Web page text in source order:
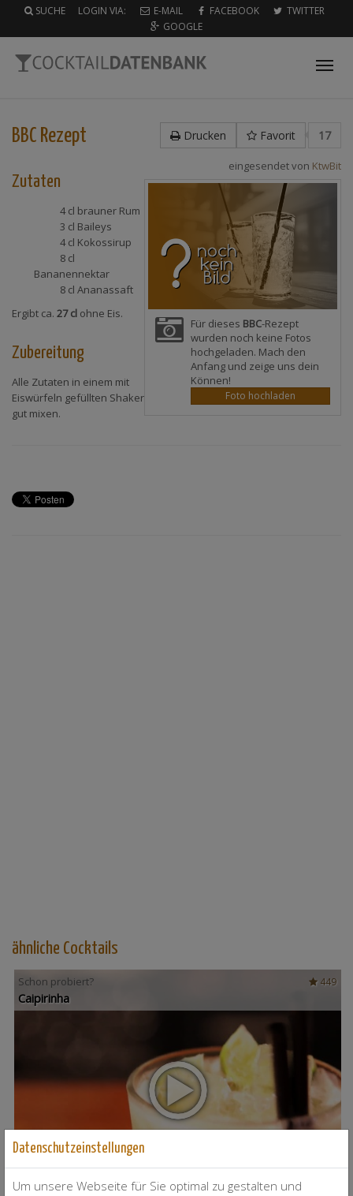
SUCHE LOGIN VIA: E-MAIL FACEBOOK
TWITTER
GOOGLE
Drucken Favorit 17
BBC Rezept
eingesendet von KtwBit
Für dieses BBC-Rezept
wurden noch keine Fotos
hochgeladen. Mach den
Anfang und zeige uns dein
Können!
Foto hochladen
Zutaten
4 cl brauner Rum
3 cl Baileys
4 cl Kokossirup
8 cl
Bananennektar
8 cl Ananassaft
Ergibt ca. 27 cl ohne Eis.
Zubereitung
Alle Zutaten in einem mit
Eiswürfeln gefüllten Shaker
gut mixen.
ähnliche Cocktails
449
Schon probiert?
Caipirinha
Datenschutzeinstellungen
Um unsere Webseite für Sie optimal zu gestalten und